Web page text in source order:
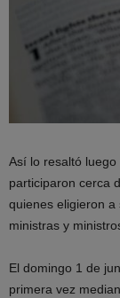
Así lo resaltó
participaron cerca
quienes eligieron a
ministras y
El domingo 1 de
primera vez